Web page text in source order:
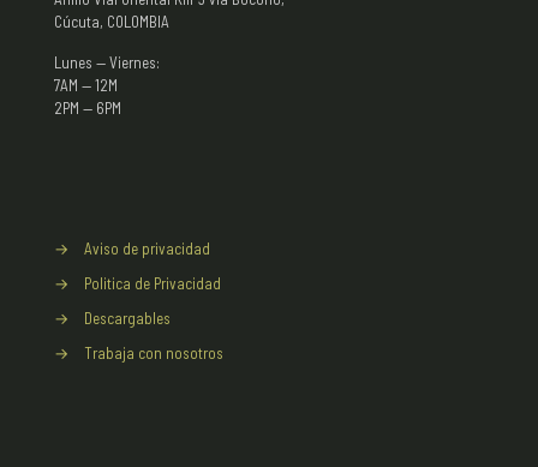
Cúcuta, COLOMBIA
Lunes — Viernes:
7AM — 12M
2PM — 6PM
→
Aviso de privacidad
→
Politica de Privacidad
→
Descargables
→
Trabaja con nosotros